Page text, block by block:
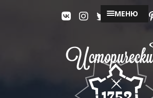
МЕНЮ